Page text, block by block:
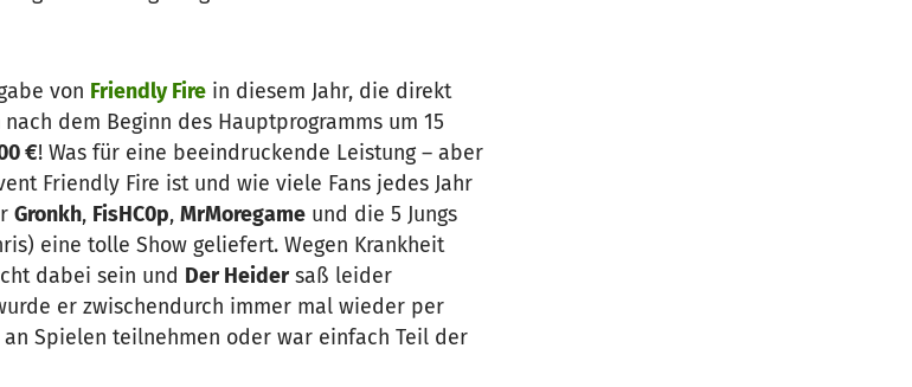
von Friendly Fire in diesem Jahr, die direkt
nach dem Beginn des Hauptprogramms um 15
€! Was für eine beeindruckende Leistung – aber
Friendly Fire ist und wie viele Fans jedes Jahr
Gronkh, FisHC0p, MrMoregame und die 5 Jungs
eine tolle Show geliefert. Wegen Krankheit
dabei sein und Der Heider saß leider
er zwischendurch immer mal wieder per
Spielen teilnehmen oder war einfach Teil der